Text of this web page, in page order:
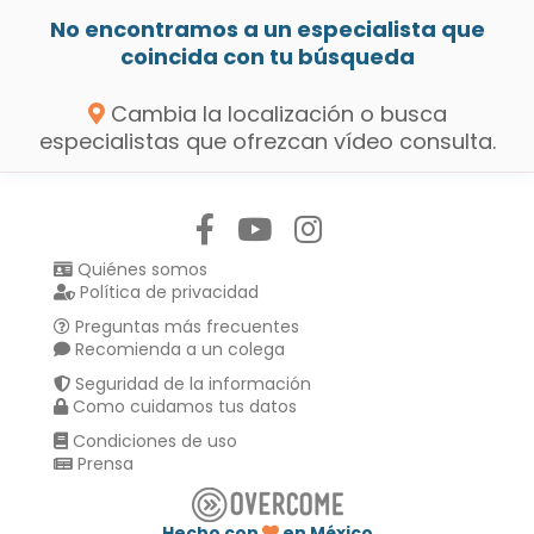
No encontramos a un especialista que
coincida con tu búsqueda
Cambia la localización o busca
especialistas que ofrezcan vídeo consulta.
Quiénes somos
Política de privacidad
Preguntas más frecuentes
Recomienda a un colega
Seguridad de la información
Como cuidamos tus datos
Condiciones de uso
Prensa